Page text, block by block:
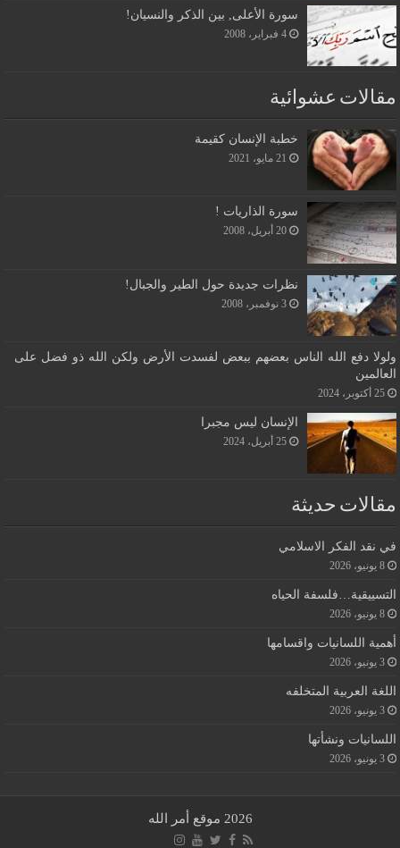
سورة الأعلى, بين الذكر والنسيان!
4 فبراير، 2008
مقالات عشوائية
خطبة الإنسان كقيمة
21 مايو، 2021
سورة الذاريات !
20 أبريل، 2008
نظرات جديدة حول الطير والجبال!
3 نوفمبر، 2008
ولولا دفع الله الناس بعضهم ببعض لفسدت الأرض ولكن الله ذو فضل على
العالمين
25 أكتوبر، 2024
الإنسان ليس مجبرا
25 أبريل، 2024
مقالات حديثة
في نقد الفكر الاسلامي
8 يونيو، 2026
التسييقية…فلسفة الحياه
8 يونيو، 2026
أهمية اللسانيات واقسامها
3 يونيو، 2026
اللغة العربية المتخلفه
3 يونيو، 2026
اللسانيات ونشأتها
3 يونيو، 2026
2026 موقع أمر الله